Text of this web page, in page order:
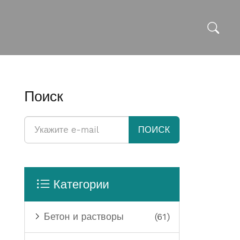
Поиск
ПОИСК
Категории
Бетон и растворы (61)